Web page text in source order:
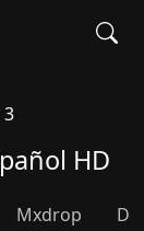
3
HD
Mxdrop